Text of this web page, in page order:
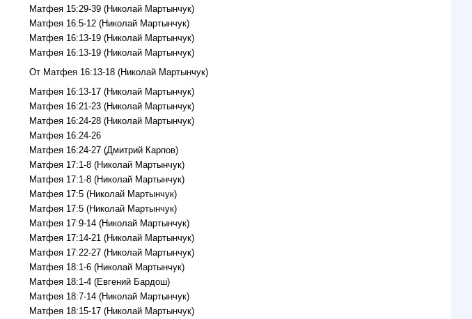
Матфея 15:29-39 (Николай Мартынчук)
Матфея 16:5-12 (Николай Мартынчук)
Матфея 16:13-19 (Николай Мартынчук)
Матфея 16:13-19 (Николай Мартынчук)
От Матфея 16:13-18 (Николай Мартынчук)
Матфея 16:13-17 (Николай Мартынчук)
Матфея 16:21-23 (Николай Мартынчук)
Матфея 16:24-28 (Николай Мартынчук)
Матфея 16:24-26
Матфея 16:24-27 (Дмитрий Карпов)
Матфея 17:1-8 (Николай Мартынчук)
Матфея 17:1-8 (Николай Мартынчук)
Матфея 17:5 (Николай Мартынчук)
Матфея 17:5 (Николай Мартынчук)
Матфея 17:9-14 (Николай Мартынчук)
Матфея 17:14-21 (Николай Мартынчук)
Матфея 17:22-27 (Николай Мартынчук)
Матфея 18:1-6 (Николай Мартынчук)
Матфея 18:1-4 (Евгений Бардош)
Матфея 18:7-14 (Николай Мартынчук)
Матфея 18:15-17 (Николай Мартынчук)